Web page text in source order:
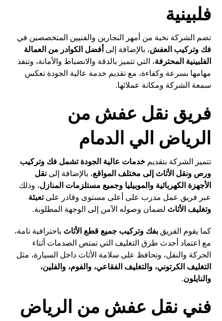
فلبينية
تضم الشركة نخبة من أمهر النجارين والفنيين المتخصصين في
فك وتركيب العفش، بالإضافة إلى أفضل الكوادر من العمالة
الفلبينية المحترفة، التي تتميز بالدقة والانضباط والأمانة، وتنفذ
مهامها بسرعة وكفاءة، مع تقديم خدمة عالية الجودة تعكس
سمعة الشركة ومكانة عملائها.
فريق نقل عفش من
الرياض الي الدمام
تتميز الشركة بتقديمخدمات عالية الجودة تشمل فك وتركيب
ورص ونقل الأثاث إلى مختلف المواقع، بالإضافة إلىنقل
الأجهزة الكهربائية والموبيليا وجميع مستلزمات المنازل، وذلك
عبر فريق عمل مدرب على أعلى مستوى وقادر علىتعبئة
وتغليف الأثاث لضمان وصوله الآمن إلى الوجهة المطلوبة.
كما يقوم الفريقبفك وتركيب جميع قطع الأثاث باحترافية تامة،
مع اعتماد أحدث طرق التغليف التي تمتص الصدمات أثناء
الحركة والنقل، وتحافظ على سلامة الأثاث داخل السيارة، مثل
التغليف الكرتوني، والتغليف الفقاعي، والفوم، والفلين،
والنايلون.
فني نقل عفش من الرياض